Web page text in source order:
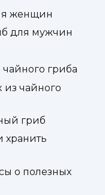
женщин
для мужчин
чайного гриба
из чайного
гриб
хранить
о полезных